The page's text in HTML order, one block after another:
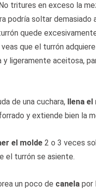
tritures en exceso la
podría soltar demasiado
quede
que el turrón
y ligeramente aceitosa,
de una cuchara, llena el
y extiende bien la
el molde 2 o 3 veces
el turrón se asiente.
un poco de canela por